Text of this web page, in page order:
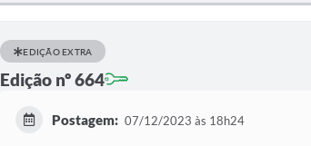
EDIÇÃO EXTRA
Edição nº 664
Postagem: 07/12/2023 às 18h24